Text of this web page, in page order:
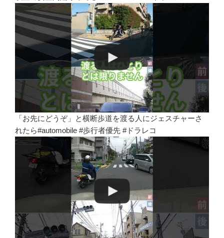
「お先にどうぞ」と横断歩道を渡る人にジェスチャーさ
れたら#automobile #歩行者優先 #ドラレコ